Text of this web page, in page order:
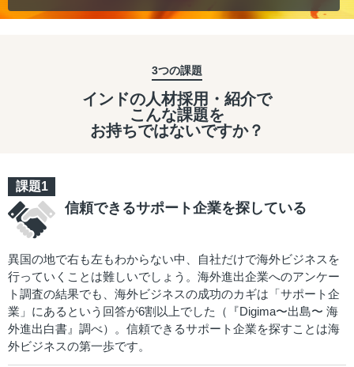
3つの課題
インドの人材採用・紹介で
こんな課題を
お持ちではないですか？
信頼できるサポート企業を探している
異国の地で右も左もわからない中、自社だけで海外ビジネスを
行っていくことは難しいでしょう。海外進出企業へのアンケー
ト調査の結果でも、海外ビジネスの成功のカギは「サポート企
業」にあるという回答が6割以上でした（『Digima〜出島〜 海
外進出白書』調べ）。信頼できるサポート企業を探すことは海
外ビジネスの第一歩です。